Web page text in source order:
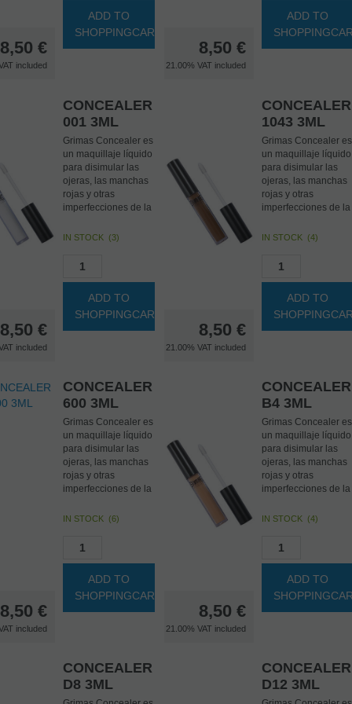
8,50 €
included
Tipo de piel: piel
clara con subtono
aplicarse sobre el
maquillaje básico (o
sin el uso del
maquillaje básico).
Para encontrar el
tono correcto de
Concealer, no solo
debes mirar cómo de
clara u oscura es la
subtono. El trasfondo
(rosa/rojo) o neutro.
ADD TO
SHOPPINGCART
8,50 €
21.00%VAT included
Los correctores de
color están
marfil) neutraliza las
ojeras y las cicatrices
moradas.
ADD TO
8,50 €
included
CONCEALER
001 3ML
Grimas Concealer es
un maquillaje líquido
para disimular las
ojeras, las manchas
rojas y otras
imperfecciones de la
puede utilizar para
partes del rostro (dar
forma).
Los colores de
modelado están
se usa para resaltar y
el color 1043
(marrón) para
sombrear.
IN STOCK (3)
ADD TO
SHOPPINGCART
8,50 €
21.00%VAT included
CONCEALER
1043 3ML
Grimas Concealer es
un maquillaje líquido
para disimular las
ojeras, las manchas
rojas y otras
imperfecciones de la
puede utilizar para
partes del rostro (dar
forma).
modelado están
destinados a dar
el color 1043
(marrón) para
sombrear.
IN STOCK (4)
ADD TO
8,50 €
included
CONCEALER
600 3ML
Grimas Concealer es
un maquillaje líquido
para disimular las
ojeras, las manchas
rojas y otras
imperfecciones de la
puede utilizar para
partes del rostro (dar
forma).
color están
destinados a
el color de la piel
cetrina o amarillenta
y la hace luminosa.
IN STOCK (6)
ADD TO
SHOPPINGCART
8,50 €
21.00%VAT included
CONCEALER
B4 3ML
Grimas Concealer es
un maquillaje líquido
para disimular las
ojeras, las manchas
rojas y otras
imperfecciones de la
puede utilizar para
partes del rostro (dar
forma).
Tipo de piel: piel
clara con subtono
aplicarse sobre el
maquillaje básico (o
sin el uso del
IN STOCK (4)
ADD TO
CONCEALER
D8 3ML
CONCEALER
D12 3ML